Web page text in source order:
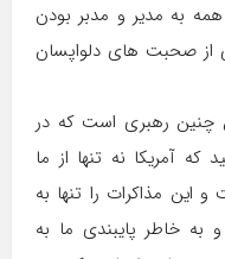
به مدیر و مدبر بودن
از صحبت های دلواپسان
چنین رهبری است که در
آمریکا نه تنها از ما
این مذاکرات را تنها به
و به خاطر پایبندی ما به